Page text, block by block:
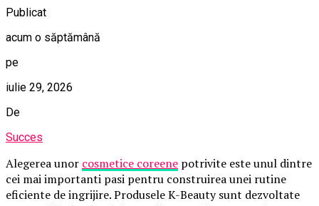
Publicat
acum o săptămână
pe
iulie 29, 2026
De
Succes
Alegerea unor cosmetice coreene potrivite este unul dintre
cei mai importanti pasi pentru construirea unei rutine
eficiente de ingrijire. Produsele K-Beauty sunt dezvoltate